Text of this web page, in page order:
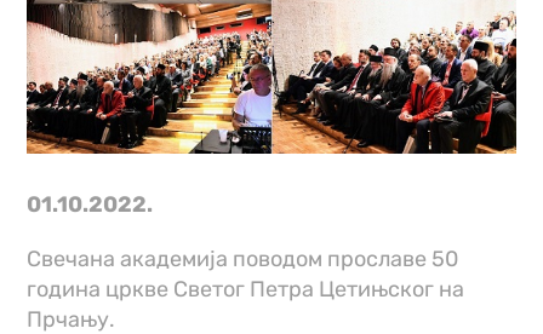
01.10.2022.
Свечана академија поводом прославе 50
година цркве Светог Петра Цетињског на
Прчању.